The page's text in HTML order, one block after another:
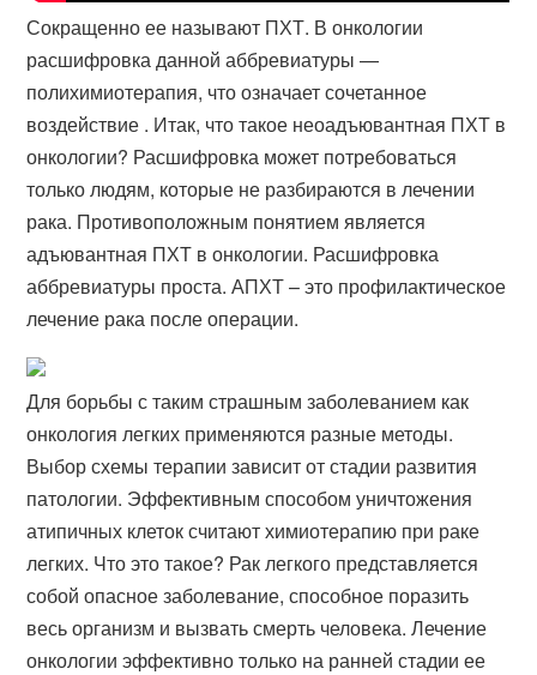
Сокращенно ее называют ПХТ. В онкологии
расшифровка данной аббревиатуры —
полихимиотерапия, что означает сочетанное
воздействие . Итак, что такое неоадъювантная ПХТ в
онкологии? Расшифровка может потребоваться
только людям, которые не разбираются в лечении
рака. Противоположным понятием является
адъювантная ПХТ в онкологии. Расшифровка
аббревиатуры проста. АПХТ – это профилактическое
лечение рака после операции.
Для борьбы с таким страшным заболеванием как
онкология легких применяются разные методы.
Выбор схемы терапии зависит от стадии развития
патологии. Эффективным способом уничтожения
атипичных клеток считают химиотерапию при раке
легких. Что это такое? Рак легкого представляется
собой опасное заболевание, способное поразить
весь организм и вызвать смерть человека. Лечение
онкологии эффективно только на ранней стадии ее